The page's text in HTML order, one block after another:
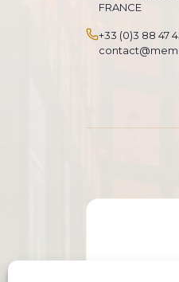
FRANCE
+33 (0)3 88 47